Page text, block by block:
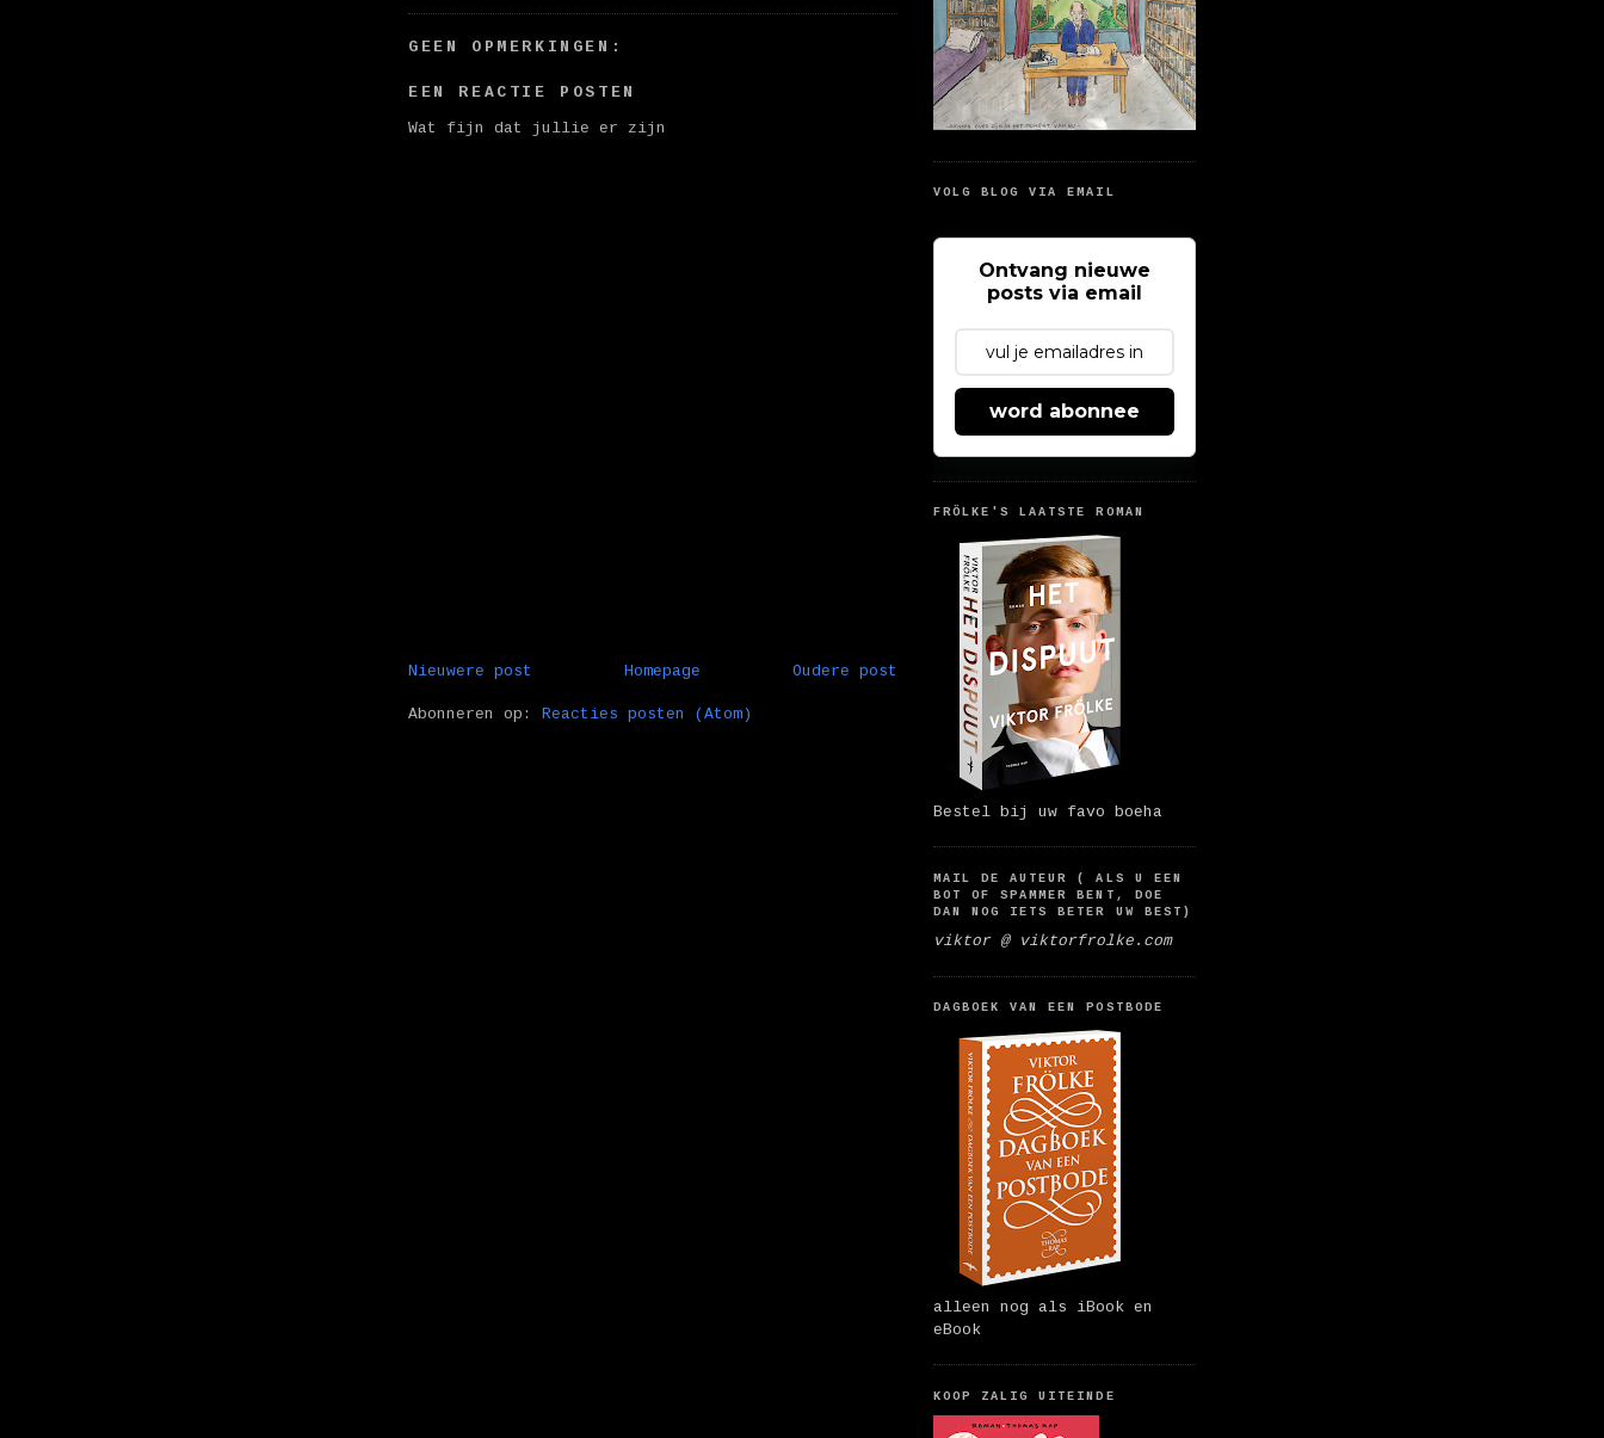
GEEN OPMERKINGEN:
EEN REACTIE POSTEN
Wat fijn dat jullie er zijn
Nieuwere post Oudere post
Homepage
Abonneren op: Reacties posten (Atom)
VOLG BLOG VIA EMAIL
Ontvang nieuwe
posts via email
word abonnee
FRÖLKE'S LAATSTE ROMAN
Bestel bij uw favo boeha
MAIL DE AUTEUR ( ALS U EEN
BOT OF SPAMMER BENT, DOE
DAN NOG IETS BETER UW BEST)
viktor @ viktorfrolke.com
DAGBOEK VAN EEN POSTBODE
alleen nog als iBook en
eBook
KOOP ZALIG UITEINDE